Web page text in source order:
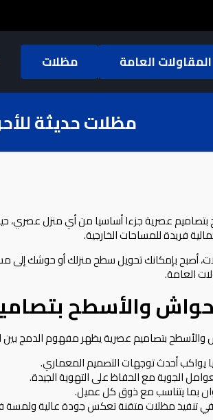
المقاولات العامة مظلات
مظلات حديثة
بتصاميم عصرية جزءا أساسيا من أي منزل عصري،
فريدة للمساحات الخارجية.
أصبح بإمكانك تحويل سطح منزلك أو حوشك إلى
العامة.
والأسطح
والأسطح بتصاميم عصرية يظهر مفهوم الدمج بين
يواكب أحدث توجهات التصميم المعماري.
الجوية مع الحفاظ على التهوية الجيدة.
بما يتناسب مع ذوق كل عميل.
في تنفيذ مظلات متقنة تعكس جودة عالية ولمسة